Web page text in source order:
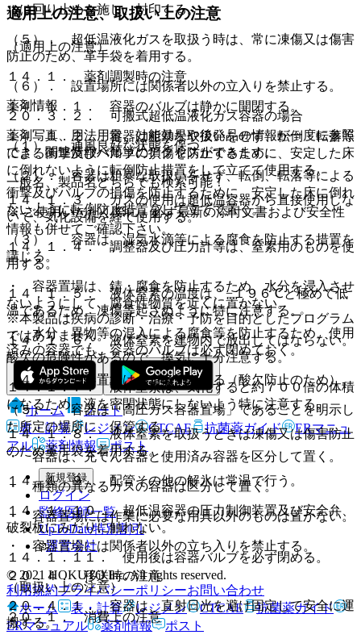
ルは回り止めを施し、封印する。
（５）． 超低温液化ガスを取扱う時は、常に凍傷又は傷害
防止のため、革手袋を着用する。
（６）． 設置場所には関係者以外の立入りを禁止する。
２０．３．２． 可搬式超低温液化ガス容器の場合
（１）． 通風良好な状態を保つ。
（２）． 容器は粗暴な取扱いをせず、転倒、転落等による
衝撃及びバルブの損傷を防止するために、安定した床に倒れ
ないように転倒防止措置をして立てて置く。
（３）． 容器は、湿気水滴等による腐食を防止する措置を
講じる。
・ 容器置場は、錆・腐食を防止するため、水分を浸入させ
ないようにして、腐食性物質を近くに置かない。
・ 水分、異物等の混入による腐食等を防止するため、使用
済みの容器でも、容器のバルブは必ず閉めておく。
（４）． 容器置場は必ず換気を図る（酸欠防止のため）。
（５）． 容器は「高圧ガス容器置場」であることを明示し
た所定の場所に、保管する。
・ 容器は、充てん容器と使用済み容器を区分して置く。
・ 種類の異なるガスの容器は区分して置く。
・ 容器置場には作業に必要な用具以外のものは置かない。
・ 容器置場には関係者以外の立ち入りを禁止する。
２０．４． 移送時の注意
２０．４．１． 容器は、直射日光を避け固定して安全に運
搬する。
適用上の注意、取扱い上の注意
（適用上の注意）
１４．１． 薬剤調製時の注意
１４．１．１． 容器のバルブは静かに開閉する。
１４．１．２． 容器は粗暴な取扱いをせず、転倒・転落等
による衝撃及びバルブの損傷を防止するために、安定した床
に倒れないように転倒防止措置をして立てて使用する。
１４．１．３． ガスの使用は超低温容器から直接使用しな
いで、気化設備を経て使用する。
１４．１．４． 調整器及び圧力計等は、窒素用のものを使
用する。
１４．１．５． 液体窒素の温度は、−１９６℃と極めて低
温であるため、凍傷等起さぬように特に注意する。
１４．１．６． 液体窒素を建物内で放出してはならない。
酸欠の危険性があるので、換気に十分注意する。
１４．１．７． 液体窒素は、気化すると約７００倍の体積
になるため、液を密閉状態にしないよう特に注意する。
１４．１．８． 液体窒素を取扱うときは凍傷又は傷害防止
のため革手袋を着用する。
１４．１．９． 配管その他の解氷は常温で行う。
１４．１．１０． 超低温容器の圧力制御装置及び安全弁、
破裂板にみだりに触れない。
１４．１．１１． 使用後は容器バルブを必ず閉める。
（取扱い上の注意）
２０．１． 消費上の注意
薬剤情報
薬剤写真、用法用量、効能効果や後発品の情報が一度に参照
でき、関連情報へ簡単にアクセスができます。
一般名、製品名どちらでも検索可能！
※ ご使用いただく際に、必ず最新の添付文書および安全性
情報も併せてご確認下さい。
※本製品は疾病の診断・治療・予防を目的としたプログラム
ではありません。
ホーム
ノート
表・計算
レジメン CTCAE 抗菌薬ガイド
ERマニュ
アル
薬剤情報 ポスト
新規登録
ログイン
監修医師一覧
UpToDate特別割引
運営会社
© 2021 HOKUTO Inc. All rights reserved.
利用規約プライバシーポリシーお問い合わせ
ホーム
表・計算 レジメン CTCAE
抗菌薬ガイド
ERマニュアル
薬剤情報 ポスト